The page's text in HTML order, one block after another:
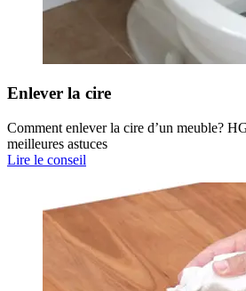
Enlever la cire
Comment enlever la cire d’un meuble?
meilleures astuces
Lire le conseil